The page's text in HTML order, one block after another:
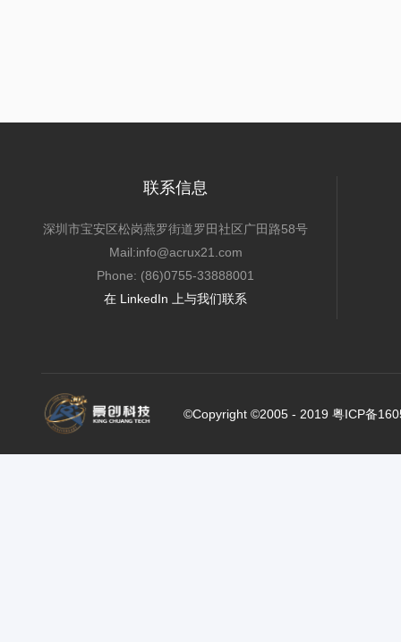
联系信息
深圳市宝安区松岗燕罗街道罗田社区广田路58号
Mail:info@acrux21.com
Phone: (86)0755-33888001
在 LinkedIn 上与我们联系
©Copyright ©2005 - 2019 粤ICP备